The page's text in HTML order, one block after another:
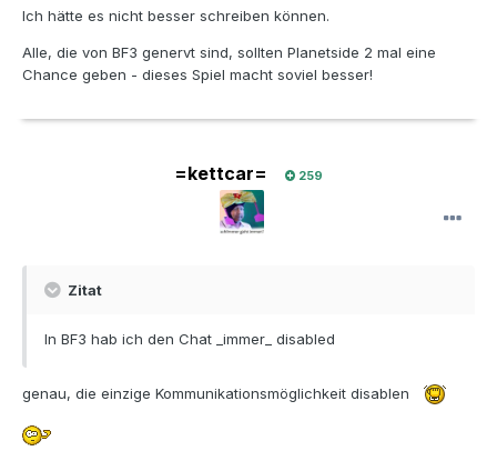
Ich hätte es nicht besser schreiben können.
Alle, die von BF3 genervt sind, sollten Planetside 2 mal eine
Chance geben - dieses Spiel macht soviel besser!
=kettcar= 259
Zitat
In BF3 hab ich den Chat _immer_ disabled
genau, die einzige Kommunikationsmöglichkeit disablen